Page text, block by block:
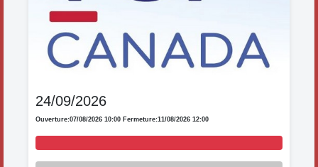
24/09/2026
Ouverture:07/08/2026 10:00 Fermeture:11/08/2026 12:00